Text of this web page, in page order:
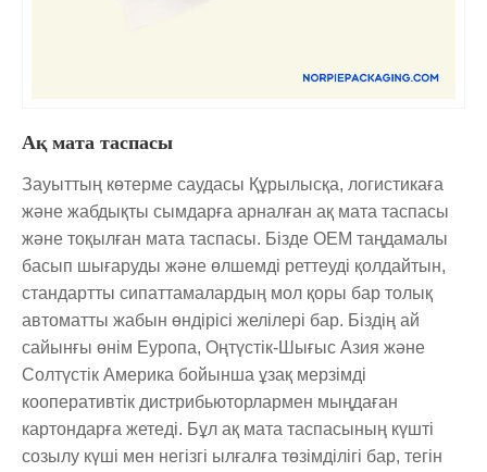
Ақ мата таспасы
Зауыттың көтерме саудасы Құрылысқа, логистикаға
және жабдықты сымдарға арналған ақ мата таспасы
және тоқылған мата таспасы. Бізде OEM таңдамалы
басып шығаруды және өлшемді реттеуді қолдайтын,
стандартты сипаттамалардың мол қоры бар толық
автоматты жабын өндірісі желілері бар. Біздің ай
сайынғы өнім Еуропа, Оңтүстік-Шығыс Азия және
Солтүстік Америка бойынша ұзақ мерзімді
кооперативтік дистрибьюторлармен мыңдаған
картондарға жетеді. Бұл ақ мата таспасының күшті
созылу күші мен негізгі ылғалға төзімділігі бар, тегін